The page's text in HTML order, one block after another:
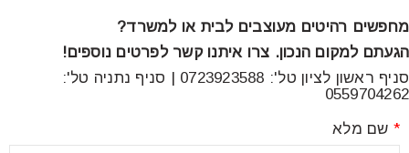
מחפשים רהיטים מעוצבים לבית או למשרד?
הגעתם למקום הנכון. צרו איתנו קשר לפרטים נוספים!
סניף ראשון לציון טל': 0723923588 | סניף נתניה טל':
0559704262
*